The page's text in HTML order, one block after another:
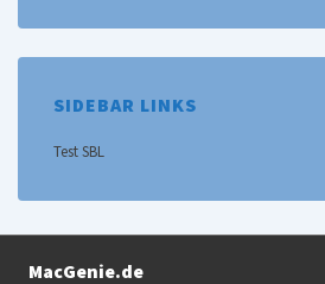
SIDEBAR LINKS
Test SBL
MacGenie.de